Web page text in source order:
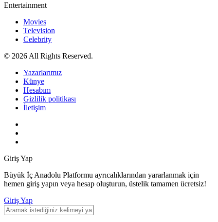
Entertainment
Movies
Television
Celebrity
© 2026 All Rights Reserved.
Yazarlarımız
Künye
Hesabım
Gizlilik politikası
İletişim
Giriş Yap
Büyük İç Anadolu Platformu ayrıcalıklarından yararlanmak için
hemen giriş yapın veya hesap oluşturun, üstelik tamamen ücretsiz!
Giriş Yap